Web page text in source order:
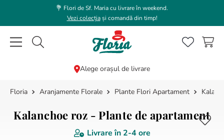
💐 Flori de Sf. Maria cu livrare în weekend.
Vezi colecțiași comandă din timp!
Caută flori, plante, cadouri...
Alege orașul de livrare
Aranjamente Florale Plante Flori Apartament
Kalanchoe roz - Plante de apartament
Livrare în 2-4 ore
CĂUTĂRI POPULARE